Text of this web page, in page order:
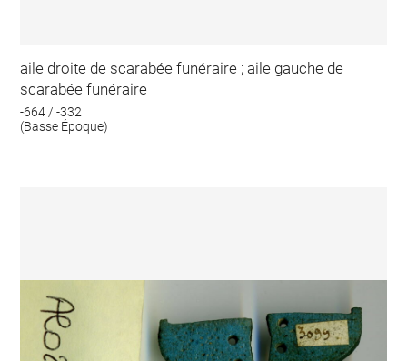
aile droite de scarabée funéraire ; aile gauche de
scarabée funéraire
-664 / -332
(Basse Époque)